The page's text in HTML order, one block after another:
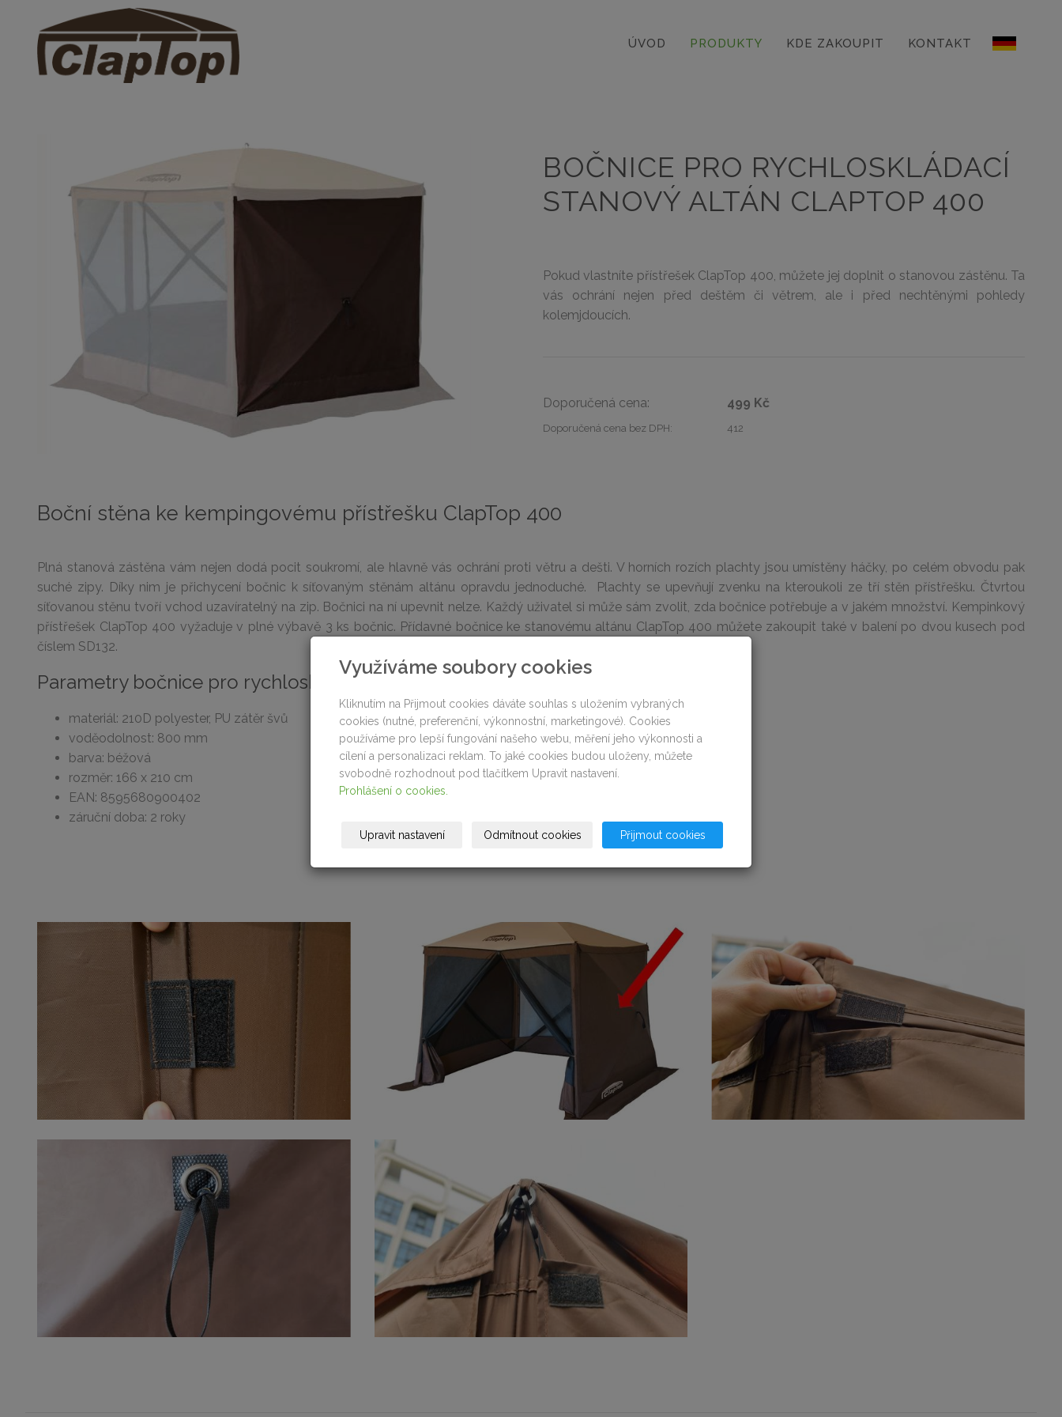
ÚVOD PRODUKTY KDE ZAKOUPIT KONTAKT
BOČNICE PRO RYCHLOSKLÁDACÍ
STANOVÝ ALTÁN CLAPTOP 400
Pokud vlastníte přístřešek ClapTop 400, můžete jej doplnit o stanovou zástěnu. Ta
vás ochrání nejen před deštěm či větrem, ale i před nechtěnými pohledy
kolemjdoucích.
Doporučená cena: 499 Kč
Doporučená cena bez DPH: 412
Boční stěna ke kempingovému přístřešku ClapTop 400
Plná stanová zástěna vám nejen dodá pocit soukromí, ale hlavně vás ochrání proti větru a dešti. V horních rozích plachty jsou umístěny háčky, po celém obvodu pak
suché zipy. Díky nim je přichycení bočnic k síťovaným stěnám altánu opravdu jednoduché. Plachty se upevňují zvenku na kteroukoli ze tří stěn přístřešku. Čtvrtou
síťovanou stěnu tvoří vchod uzavíratelný na zip. Bočnici na ní upevnit nelze. Každý uživatel si může sám zvolit, zda bočnice potřebuje a v jakém množství. Kempinkový
přístřešek ClapTop 400 vyžaduje v plné výbavě 3 ks bočnic. Přídavné bočnice ke stanovému altánu ClapTop 400 můžete zakoupit také v balení po dvou kusech pod
číslem SD132.
Parametry bočnice pro rychloskládací stanový altán ClapTop 400:
materiál: 210D polyester, PU zátěr švů
voděodolnost: 800 mm
barva: béžová
rozměr: 166 x 210 cm
EAN: 8595680900402
záruční doba: 2 roky
Využíváme soubory cookies
Kliknutím na Přijmout cookies dáváte souhlas s uložením vybraných
cookies (nutné, preferenční, výkonnostní, marketingové). Cookies
používáme pro lepší fungování našeho webu, měření jeho výkonnosti a
cílení a personalizaci reklam. To jaké cookies budou uloženy, můžete
svobodně rozhodnout pod tlačítkem Upravit nastavení.
Prohlášení o cookies.
Upravit nastavení Odmítnout cookies Přijmout cookies